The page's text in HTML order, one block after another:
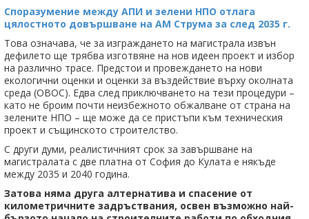
Споразумение между АПИ и зелени НПО отлага
цялостното довършване на АМ Струма за след 2035 г.
Това означава, че за изграждането на магистрала извън
дефилето ще трябва изготвяне на нов идеен проект и избор
на различно трасе. Предстои и провеждането на нови
екологични оценки и оценки за въздействие върху околната
среда (ОВОС). Едва след приключването на тези процедури –
като не броим почти неизбежното обжалване от страна на
зелените НПО – ще може да се пристъпи към техническия
проект и същинското строителство.
С други думи, реалистичният срок за завършване на
магистралата с две платна от София до Кулата е някъде
между 2035 и 2040 година.
Затова няма друга алтернатива и спасение от
километричните задръствания, освен възможно най-